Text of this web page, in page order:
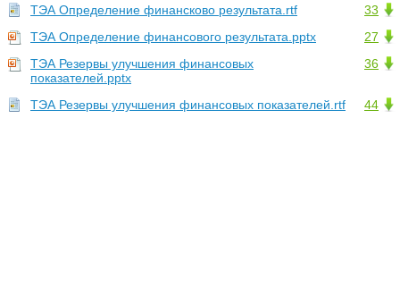
33
ТЭА Определение финансково результата.rtf
27
ТЭА Определение финансового результата.pptx
36
ТЭА Резервы улучшения финансовых
показателей.pptx
44
ТЭА Резервы улучшения финансовых показателей.rtf